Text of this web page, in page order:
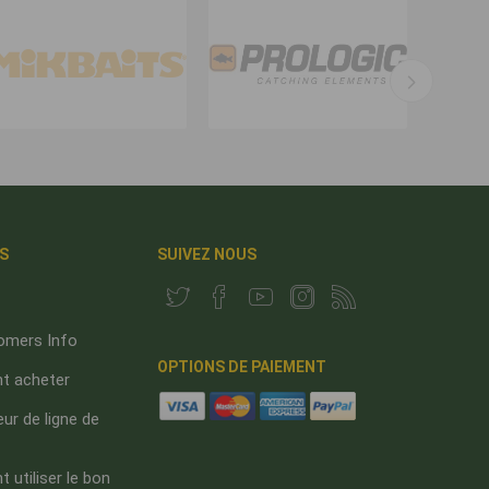
Info
acheter
de ligne de
utiliser le bon
SUIVEZ NOUS
OPTIONS DE PAIEMENT